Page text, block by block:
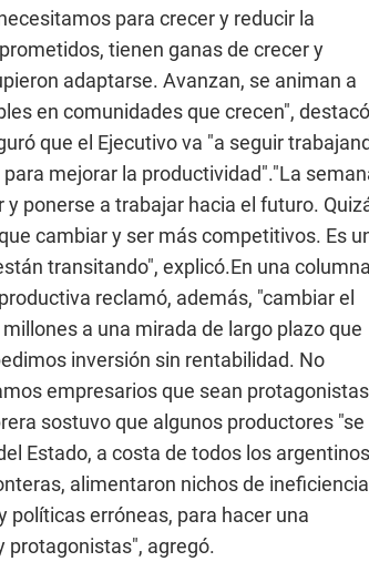
para crecer y reducir la
tienen ganas de crecer y
adaptarse. Avanzan, se animan a
en comunidades que crecen", destacó
que el Ejecutivo va "a seguir
mejorar la productividad"."La
ponerse a trabajar hacia el futuro.
cambiar y ser más competitivos. Es
transitando", explicó.En una
reclamó, además, "cambiar el
a una mirada de largo plazo que
inversión sin rentabilidad. No
empresarios que sean
sostuvo que algunos productores "se
Estado, a costa de todos los
alimentaron nichos de
políticas erróneas, para hacer una
protagonistas", agregó.